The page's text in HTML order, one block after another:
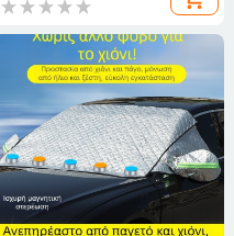
πολυεστερική ίνα, παχυσμένος
in, κωδικός προϊόντος 712